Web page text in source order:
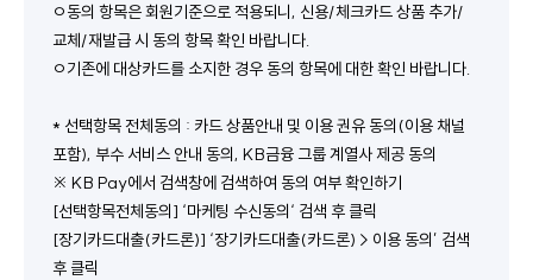
ㅇ동의 항목은 회원기준으로 적용되니, 신용/체크카드 상품 추가/
교체/재발급 시 동의 항목 확인 바랍니다.
ㅇ기존에 대상카드를 소지한 경우 동의 항목에 대한 확인 바랍니다.
* 선택항목 전체동의 : 카드 상품안내 및 이용 권유 동의(이용 채널
포함), 부수 서비스 안내 동의, KB금융 그룹 계열사 제공 동의
※ KB Pay에서 검색창에 검색하여 동의 여부 확인하기
[선택항목전체동의] ‘마케팅 수신동의‘ 검색 후 클릭
[장기카드대출(카드론)] ‘장기카드대출(카드론) > 이용 동의’ 검색
후 클릭